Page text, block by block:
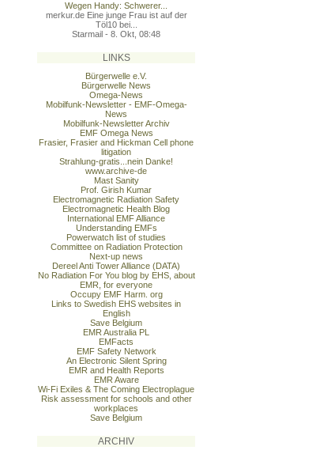
Wegen Handy: Schwerer...
merkur.de Eine junge Frau ist auf der
Töl10 bei...
Starmail - 8. Okt, 08:48
LINKS
Bürgerwelle e.V.
Bürgerwelle News
Omega-News
Mobilfunk-Newsletter - EMF-Omega-
News
Mobilfunk-Newsletter Archiv
EMF Omega News
Frasier, Frasier and Hickman Cell phone
litigation
Strahlung-gratis...nein Danke!
www.archive-de
Mast Sanity
Prof. Girish Kumar
Electromagnetic Radiation Safety
Electromagnetic Health Blog
International EMF Alliance
Understanding EMFs
Powerwatch list of studies
Committee on Radiation Protection
Next-up news
Dereel Anti Tower Alliance (DATA)
No Radiation For You blog by EHS, about
EMR, for everyone
Occupy EMF Harm. org
Links to Swedish EHS websites in
English
Save Belgium
EMR Australia PL
EMFacts
EMF Safety Network
An Electronic Silent Spring
EMR and Health Reports
EMR Aware
Wi-Fi Exiles & The Coming Electroplague
Risk assessment for schools and other
workplaces
Save Belgium
ARCHIV